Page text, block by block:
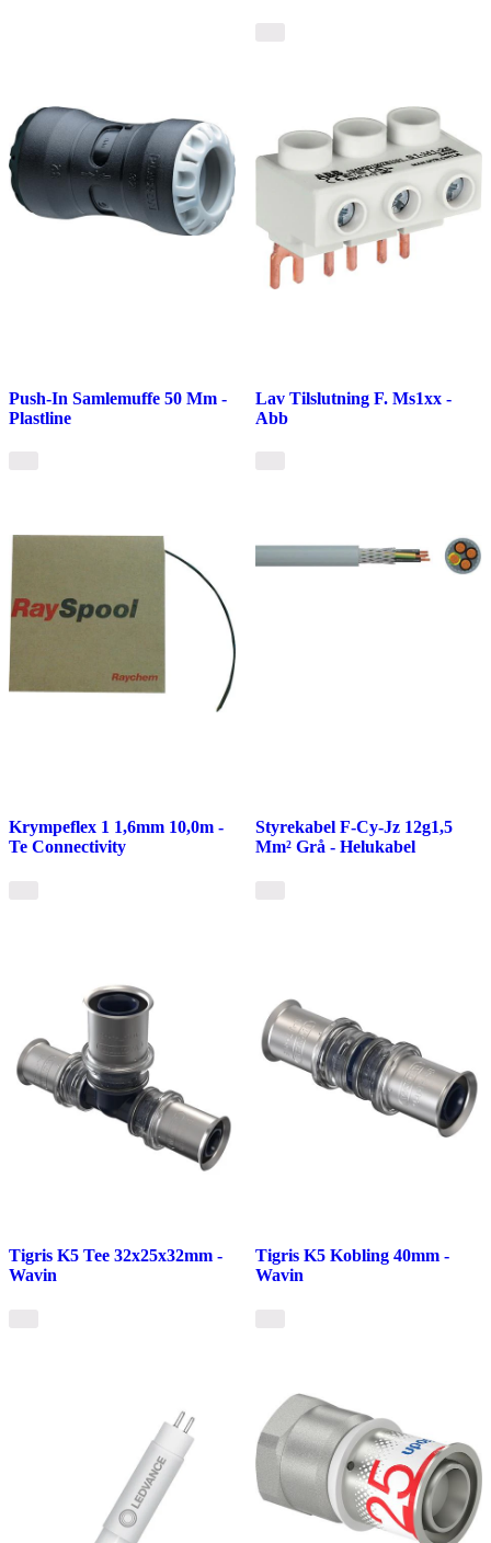
Push-In Samlemuffe 50 Mm -
Plastline
Lav Tilslutning F. Ms1xx -
Abb
Krympeflex 1 1,6mm 10,0m -
Te Connectivity
Styrekabel F-Cy-Jz 12g1,5
Mm² Grå - Helukabel
Tigris K5 Tee 32x25x32mm -
Wavin
Tigris K5 Kobling 40mm -
Wavin